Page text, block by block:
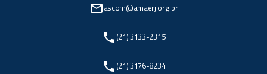
mail_outlineascom@amaerj.org.br
phone (21) 3133-2315
phone (21) 3176-8234